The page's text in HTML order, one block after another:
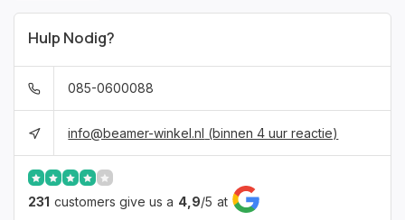
Hulp Nodig?
085-0600088
info@beamer-winkel.nl (binnen 4 uur reactie)
231 customers give us a 4,9/5 at